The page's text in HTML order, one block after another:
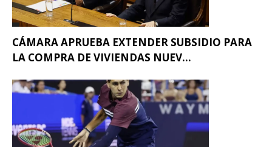
CÁMARA APRUEBA EXTENDER SUBSIDIO PARA
LA COMPRA DE VIVIENDAS NUEV...